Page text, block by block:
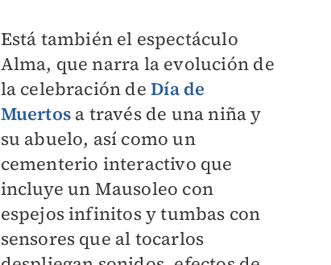
Está también el espectáculo
Alma, que narra la evolución de
la celebración deDía de
Muertosa través de una niña y
su abuelo, así como un
cementerio interactivo que
incluye un Mausoleo con
espejos infinitos y tumbas con
sensores que al tocarlos